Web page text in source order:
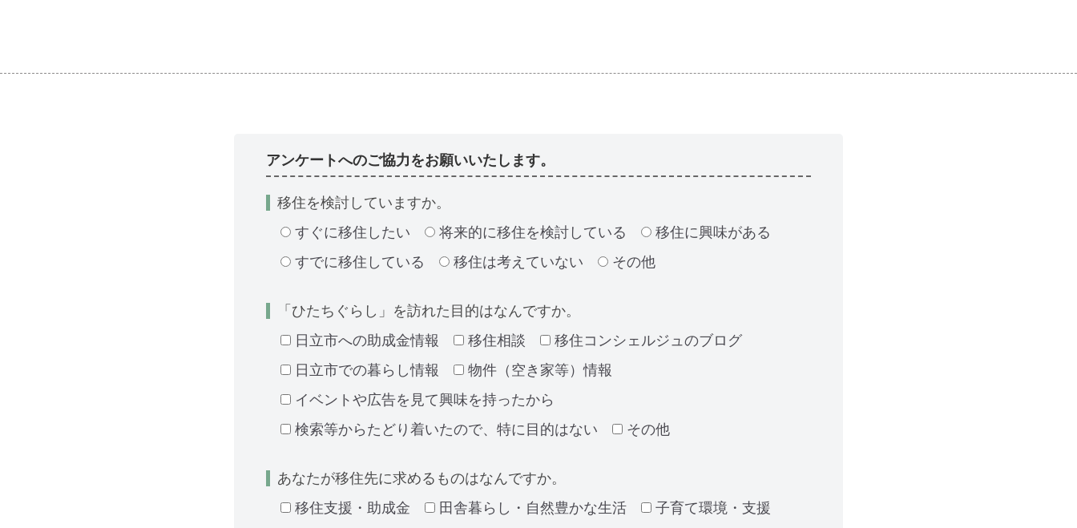
アンケートへのご協力をお願いいたします。
移住を検討していますか。
すぐに移住したい
将来的に移住を検討している
移住に興味がある
すでに移住している
移住は考えていない その他
「ひたちぐらし」を訪れた目的はなんですか。
日立市への助成金情報
移住相談
移住コンシェルジュのブログ
日立市での暮らし情報
物件（空き家等）情報
イベントや広告を見て興味を持ったから
検索等からたどり着いたので、特に目的はない
その他
あなたが移住先に求めるものはなんですか。
移住支援・助成金
田舎暮らし・自然豊かな生活
子育て環境・支援